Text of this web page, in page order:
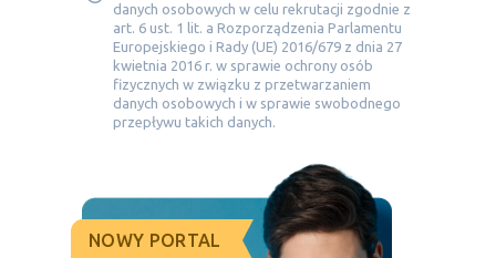
danych osobowych w celu rekrutacji zgodnie z
art. 6 ust. 1 lit. a Rozporządzenia Parlamentu
Europejskiego i Rady (UE) 2016/679 z dnia 27
kwietnia 2016 r. w sprawie ochrony osób
fizycznych w związku z przetwarzaniem
danych osobowych i w sprawie swobodnego
przepływu takich danych.
NOWY PORTAL